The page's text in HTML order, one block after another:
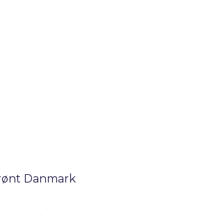
Danmark